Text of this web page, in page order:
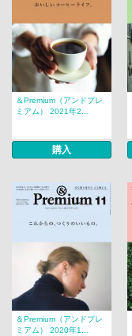
＆Premium（アンドプレ
ミアム） 2021年2...
購入
＆Premium（アンドプレ
ミアム） 2020年1...